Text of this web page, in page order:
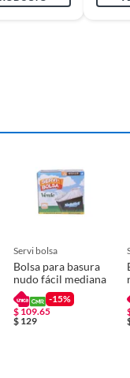
servi bolsa
Bolsa para basura
nudo fácil mediana
-15%
$109.65
$ 129